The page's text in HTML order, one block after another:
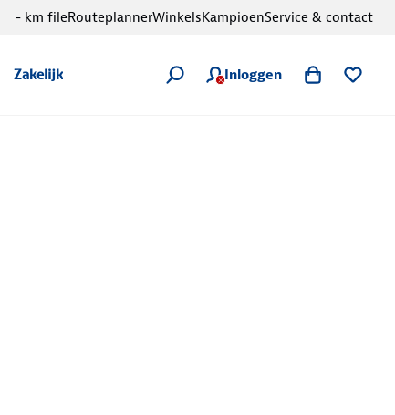
Zakelijk Inloggen
- km fileRouteplannerWinkelsKampioenService & contact